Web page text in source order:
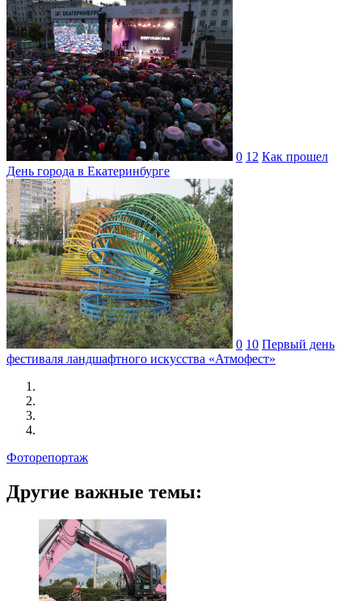
0 12 Как прошел
День города в Екатеринбурге
0 10 Первый день
фестиваля ландшафтного искусства «Атмофест»
Фоторепортаж
Другие важные темы: